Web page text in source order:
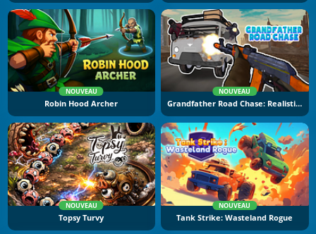
NOUVEAU
Robin Hood Archer
NOUVEAU
Grandfather Road Chase: Realistic Shooter
NOUVEAU
Topsy Turvy
NOUVEAU
Tank Strike: Wasteland Rogue